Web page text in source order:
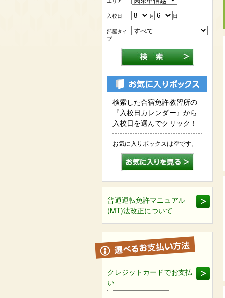
入校日 月 日
部屋タイ
プ
検索した合宿免許教習所の
『入校日カレンダー』から
入校日を選んでクリック！
お気に入りボックスは空です。
普通運転免許マニュアル
(MT)法改正について
クレジットカードでお支払
い